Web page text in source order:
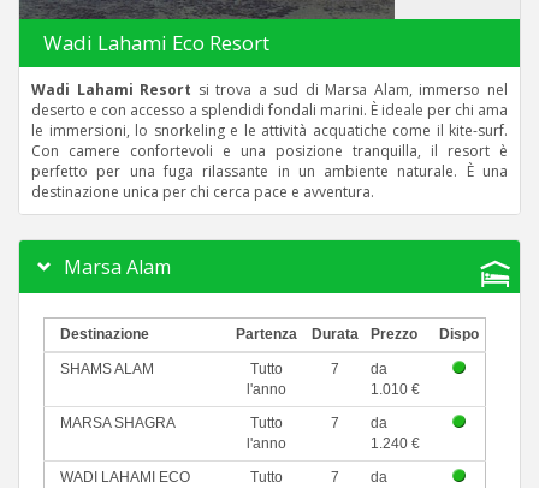
Wadi Lahami Eco Resort
Wadi Lahami Resort si trova a sud di Marsa Alam, immerso nel
deserto e con accesso a splendidi fondali marini. È ideale per chi ama
le immersioni, lo snorkeling e le attività acquatiche come il kite-surf.
Con camere confortevoli e una posizione tranquilla, il resort è
perfetto per una fuga rilassante in un ambiente naturale. È una
destinazione unica per chi cerca pace e avventura.
Marsa Alam
Destinazione Partenza Durata Prezzo Dispo
SHAMS ALAM
Tutto
l'anno
7
da
1.010 €
MARSA SHAGRA
Tutto
l'anno
7
da
1.240 €
WADI LAHAMI ECO
Tutto
7
da